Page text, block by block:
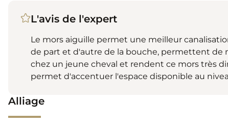
L'avis de l'expert
Le mors aiguille permet une meilleur
de part et d'autre de la bouche, permettent de
chez un jeune cheval et rendent ce mors très
permet d'accentuer l'espace disponible au
Alliage